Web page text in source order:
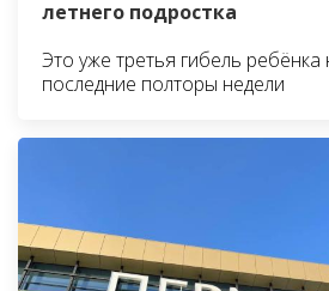
летнего подростка
Это уже третья гибель ребёнка
последние полторы недели